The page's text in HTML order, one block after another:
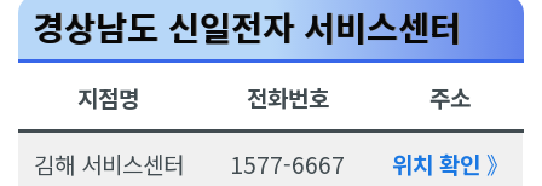
경상남도 신일전자 서비스센터
지점명 전화번호 주소
김해 서비스센터 1577-6667 위치 확인 》